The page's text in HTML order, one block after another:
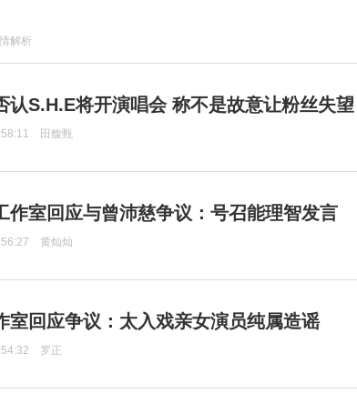
解析
认S.H.E将开演唱会 称不是故意让粉丝失望
田馥甄
作室回应与曾沛慈争议：号召能理智发言
黄灿灿
室回应争议：太入戏亲女演员纯属造谣
罗正